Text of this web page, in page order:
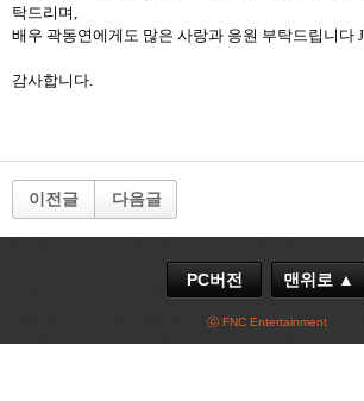
탁드리며,
배우 곽동연에게도 많은 사랑과 응원 부탁드립니다 J
감사합니다.
이전글 다음글
PC버전 맨위로 ▲
ⓒ FNC Entertainment